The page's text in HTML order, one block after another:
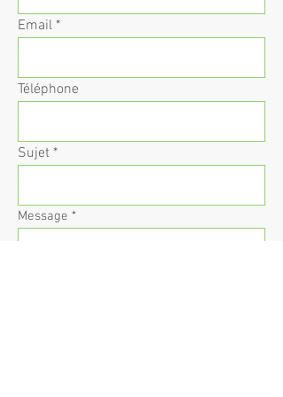
Email
Téléphone
Sujet
Message